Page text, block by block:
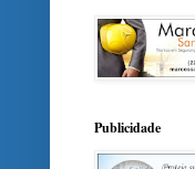
Publicidade